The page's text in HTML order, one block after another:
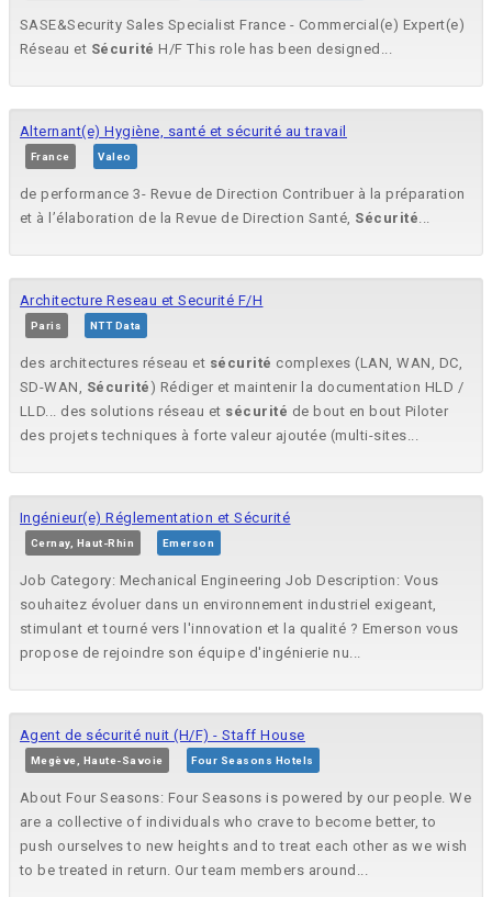
SASE&Security Sales Specialist France - Commercial(e) Expert(e)
Réseau et Sécurité H/F This role has been designed...
Alternant(e) Hygiène, santé et sécurité au travail
France Valeo
de performance 3- Revue de Direction Contribuer à la préparation
et à l’élaboration de la Revue de Direction Santé, Sécurité...
Architecture Reseau et Securité F/H
Paris NTT Data
des architectures réseau et sécurité complexes (LAN, WAN, DC,
SD-WAN, Sécurité ) Rédiger et maintenir la documentation HLD /
LLD... des solutions réseau et sécurité de bout en bout Piloter
des projets techniques à forte valeur ajoutée (multi-sites...
Ingénieur(e) Réglementation et Sécurité
Cernay, Haut-Rhin Emerson
Job Category: Mechanical Engineering Job Description: Vous
souhaitez évoluer dans un environnement industriel exigeant,
stimulant et tourné vers l'innovation et la qualité ? Emerson vous
propose de rejoindre son équipe d'ingénierie nu...
Agent de sécurité nuit (H/F) - Staff House
Megève, Haute-Savoie Four Seasons Hotels
About Four Seasons: Four Seasons is powered by our people. We
are a collective of individuals who crave to become better, to
push ourselves to new heights and to treat each other as we wish
to be treated in return. Our team members around...